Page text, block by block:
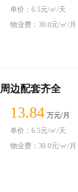
单价：6.5元/㎡/天
物业费：30.0元/㎡/月
边配套齐全
13.84 万元/月
单价：6.5元/㎡/天
物业费：30.0元/㎡/月